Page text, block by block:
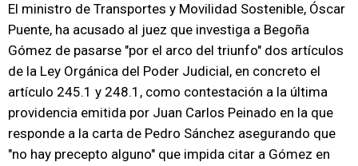
El ministro de Transportes y Movilidad Sostenible, Óscar
Puente, ha acusado al juez que investiga a Begoña
Gómez de pasarse "por el arco del triunfo" dos artículos
de la Ley Orgánica del Poder Judicial, en concreto el
artículo 245.1 y 248.1, como contestación a la última
providencia emitida por Juan Carlos Peinado en la que
responde a la carta de Pedro Sánchez asegurando que
"no hay precepto alguno" que impida citar a Gómez en